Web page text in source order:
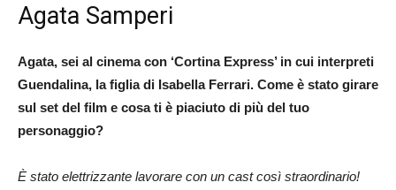
Agata Samperi
Agata, sei al cinema con ‘Cortina Express’ in cui interpreti
Guendalina, la figlia di Isabella Ferrari. Come è stato girare
sul set del film e cosa ti è piaciuto di più del tuo
personaggio?
È stato elettrizzante lavorare con un cast così straordinario!